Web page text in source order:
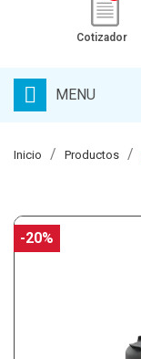
Cotizador
MENU
Inicio Productos
-20%